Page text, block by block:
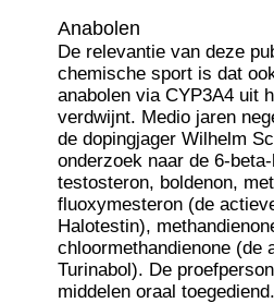
Anabolen
De relevantie van deze
chemische sport is dat
anabolen via CYP3A4 uit
verdwijnt. Medio jaren
de dopingjager Wilhelm
onderzoek naar de 6-
testosteron, boldenon,
fluoxymesteron (de
Halotestin),
chloormethandienone (de
Turinabol). De
middelen oraal toegediend.